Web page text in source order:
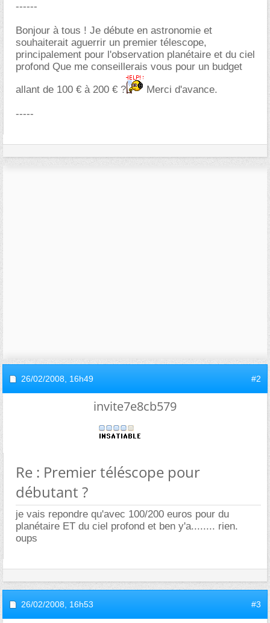
------
Bonjour à tous ! Je débute en astronomie et
souhaiterait aguerrir un premier télescope,
principalement pour l'observation planétaire et du ciel
profond Que me conseillerais vous pour un budget
allant de 100 € à 200 € ?
Merci d'avance.
-----
26/02/2008, 16h49 #2
invite7e8cb579
Re : Premier téléscope pour
débutant ?
je vais repondre qu'avec 100/200 euros pour du
planétaire ET du ciel profond et ben y'a........ rien.
oups
26/02/2008, 16h53 #3